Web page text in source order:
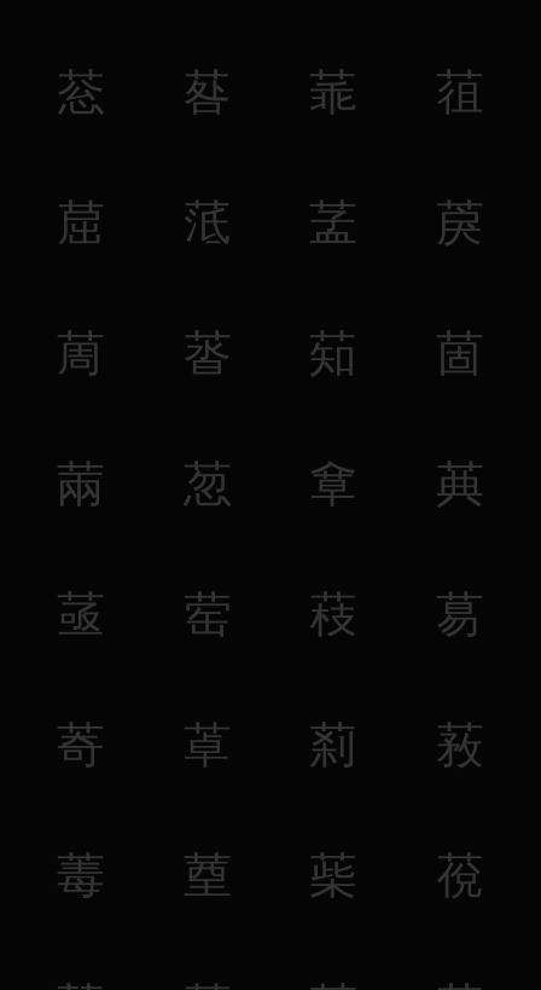
䓗 䓘 䓙 䓚
䓛 䓜 䓝 䓞
䓟 䓠 䓡 䓢
䓣 䓤 䓥 䓦
䓧 䓨 䓩 䓪
䓫 䓬 䓭 䓮
䓯 䓰 䓱 䓲